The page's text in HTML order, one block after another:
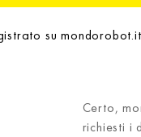
su
Certo,
richiesti i